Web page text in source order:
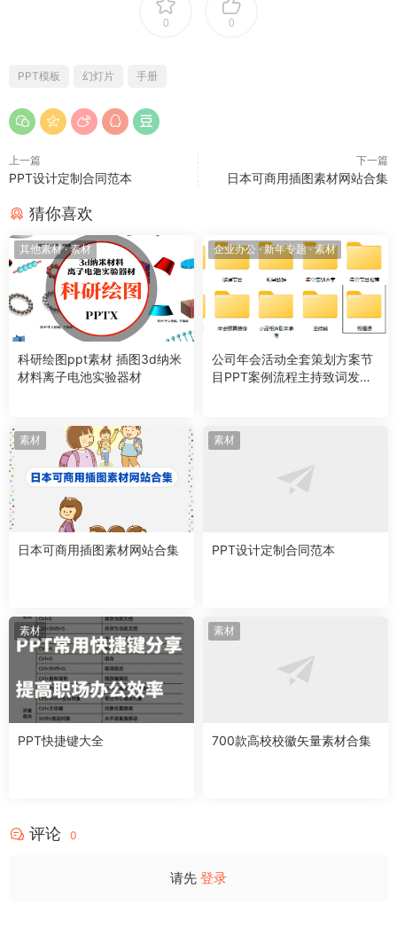
0 0
PPT模板 幻灯片 手册
上一篇
PPT设计定制合同范本
下一篇
日本可商用插图素材网站合集
猜你喜欢
其他素材·素材
科研绘图ppt素材 插图3d纳米
材料离子电池实验器材
企业办公 ·新年专题·素材
公司年会活动全套策划方案节
目PPT案例流程主持致词发言
素材
日本可商用插图素材网站合集
素材
PPT设计定制合同范本
素材
PPT快捷键大全
素材
700款高校校徽矢量素材合集
评论 0
请先 登录